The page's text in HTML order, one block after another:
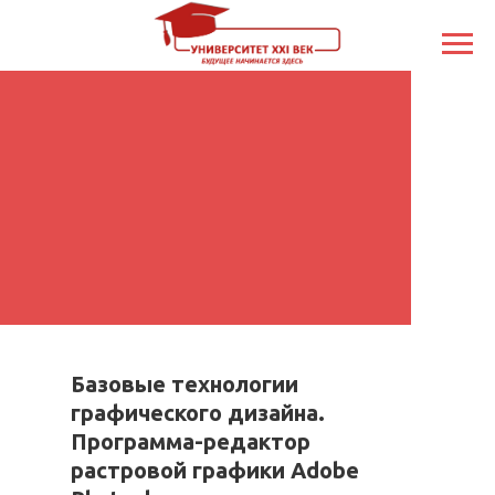
Базовые технологии
графического дизайна.
Программа-редактор
растровой графики Adobe